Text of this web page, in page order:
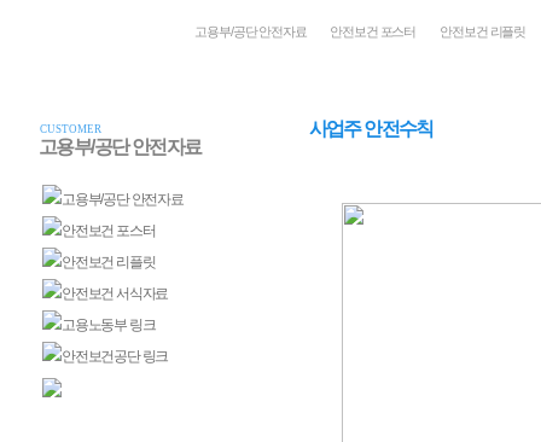
고용부/공단 안전자료 안전보건 포스터 안전보건 리플릿
CUSTOMER
고용부/공단 안전자료
고용부/공단 안전자료
안전보건 포스터
안전보건 리플릿
안전보건 서식자료
고용노동부 링크
안전보건공단 링크
사업주 안전수칙